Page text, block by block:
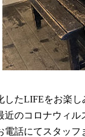
したLIFEをお楽し
近のコロナウィル
電話にてスタッフ